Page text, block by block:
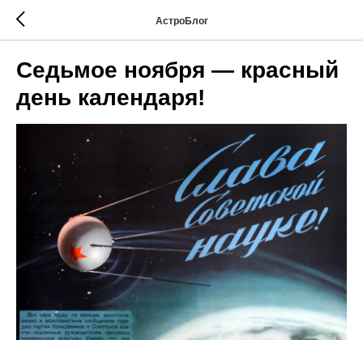
АстроБлог
Седьмое ноября — красный
день календаря!